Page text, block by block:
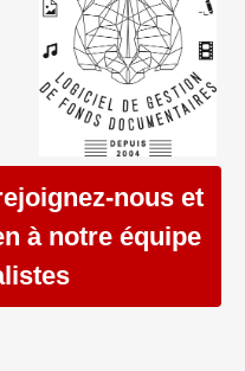
nous et
à notre équipe